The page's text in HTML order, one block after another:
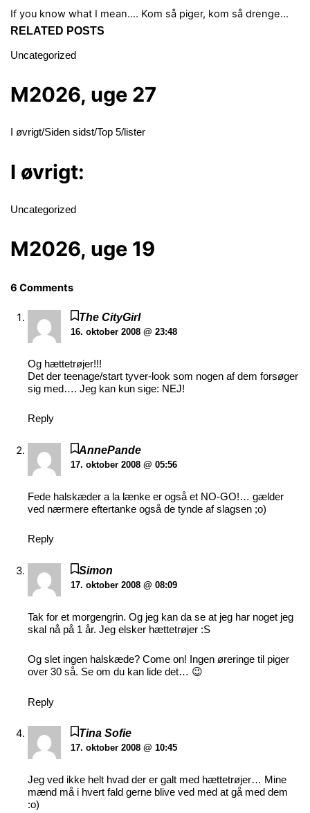
If you know what I mean…. Kom så piger, kom så drenge…
RELATED POSTS
Uncategorized
M2026, uge 27
I øvrigt/Siden sidst/Top 5/lister
I øvrigt:
Uncategorized
M2026, uge 19
6 Comments
The CityGirl
16. oktober 2008 @ 23:48
Og hættetrøjer!!!
Det der teenage/start tyver-look som nogen af dem forsøger
sig med…. Jeg kan kun sige: NEJ!
Reply
AnnePande
17. oktober 2008 @ 05:56
Fede halskæder a la lænke er også et NO-GO!… gælder
ved nærmere eftertanke også de tynde af slagsen ;o)
Reply
Simon
17. oktober 2008 @ 08:09
Tak for et morgengrin. Og jeg kan da se at jeg har noget jeg
skal nå på 1 år. Jeg elsker hættetrøjer :S
Og slet ingen halskæde? Come on! Ingen øreringe til piger
over 30 så. Se om du kan lide det… 😉
Reply
Tina Sofie
17. oktober 2008 @ 10:45
Jeg ved ikke helt hvad der er galt med hættetrøjer… Mine
mænd må i hvert fald gerne blive ved med at gå med dem
:o)